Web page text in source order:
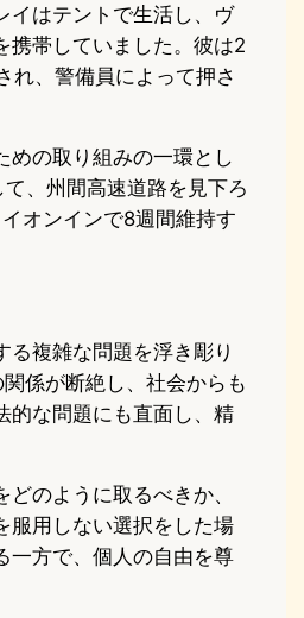
イはテントで生活し、ヴ
携帯していました。彼は2
れ、警備員によって押さ
めの取り組みの一環とし
、州間高速道路を見下ろ
オンインで8週間維持す
複雑な問題を浮き彫り
係が断絶し、社会からも
的な問題にも直面し、精
のように取るべきか、
服用しない選択をした場
一方で、個人の自由を尊